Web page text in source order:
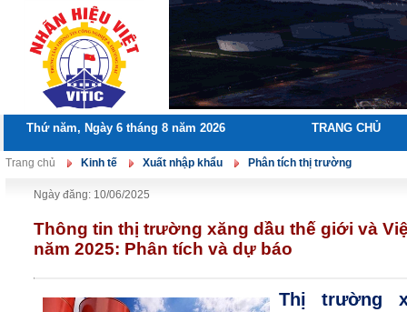
Thứ năm, Ngày 6 tháng 8 năm 2026 TRANG CHỦ
Trang chủ Kinh tế Xuất nhập khẩu Phân tích thị trường
Ngày đăng: 10/06/2025
Thông tin thị trường xăng dầu thế giới và
năm 2025: Phân tích và dự báo
Thị trường